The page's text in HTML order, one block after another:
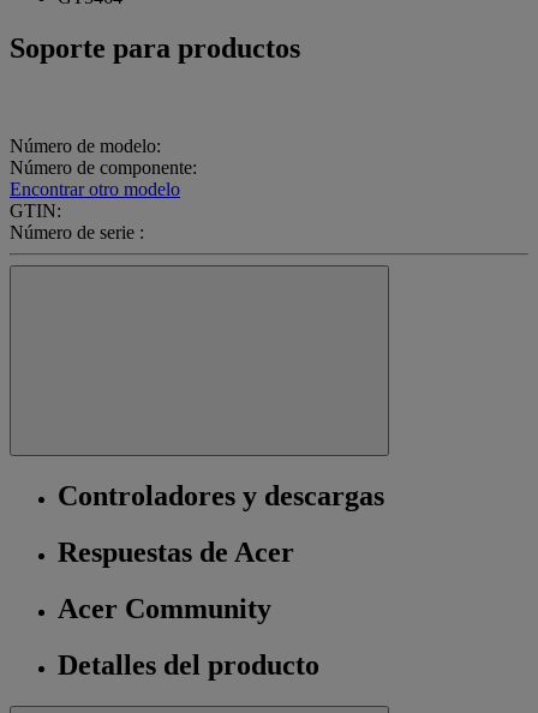
Soporte para productos
Número de modelo:
Número de componente:
Encontrar otro modelo
GTIN:
Número de serie :
Controladores y descargas
Respuestas de Acer
Acer Community
Detalles del producto